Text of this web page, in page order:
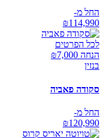
החל מ-
₪114,990
לכל הפרטים
הנחה ₪ 7,000
בנזין
סקודה פאביה
החל מ-
₪120,990